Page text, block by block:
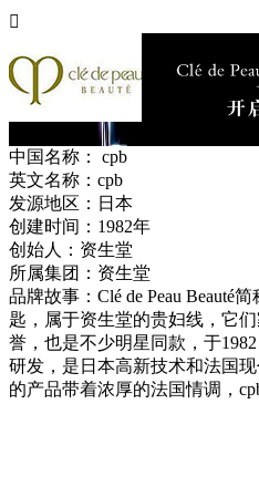

中国名称： cpb
英文名称： cpb
发源地区： 日本
创建时间： 1982年
创始人： 资生堂
所属集团： 资生堂
品牌故事： Clé de Peau Beauté
匙，属于资生堂的贵妇线，它
誉，也是不少明星同款，于
研发，是日本高新技术和法国
的产品带着浓厚的法国情调，